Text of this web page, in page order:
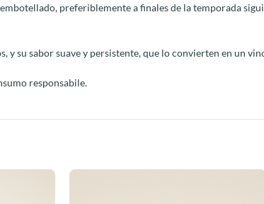
preferiblemente a finales de la temporada
su sabor suave y persistente, que lo convierten en un
responsabile.